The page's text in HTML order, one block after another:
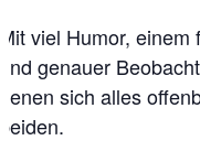
Mit viel Humor,
und genauer
denen sich alles
beiden.